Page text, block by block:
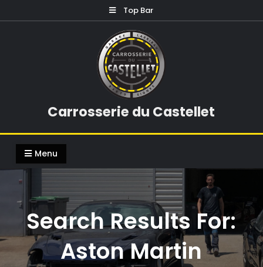
to
Top Bar
Carrosserie du Castellet
Menu
Search Results For:
Aston Martin